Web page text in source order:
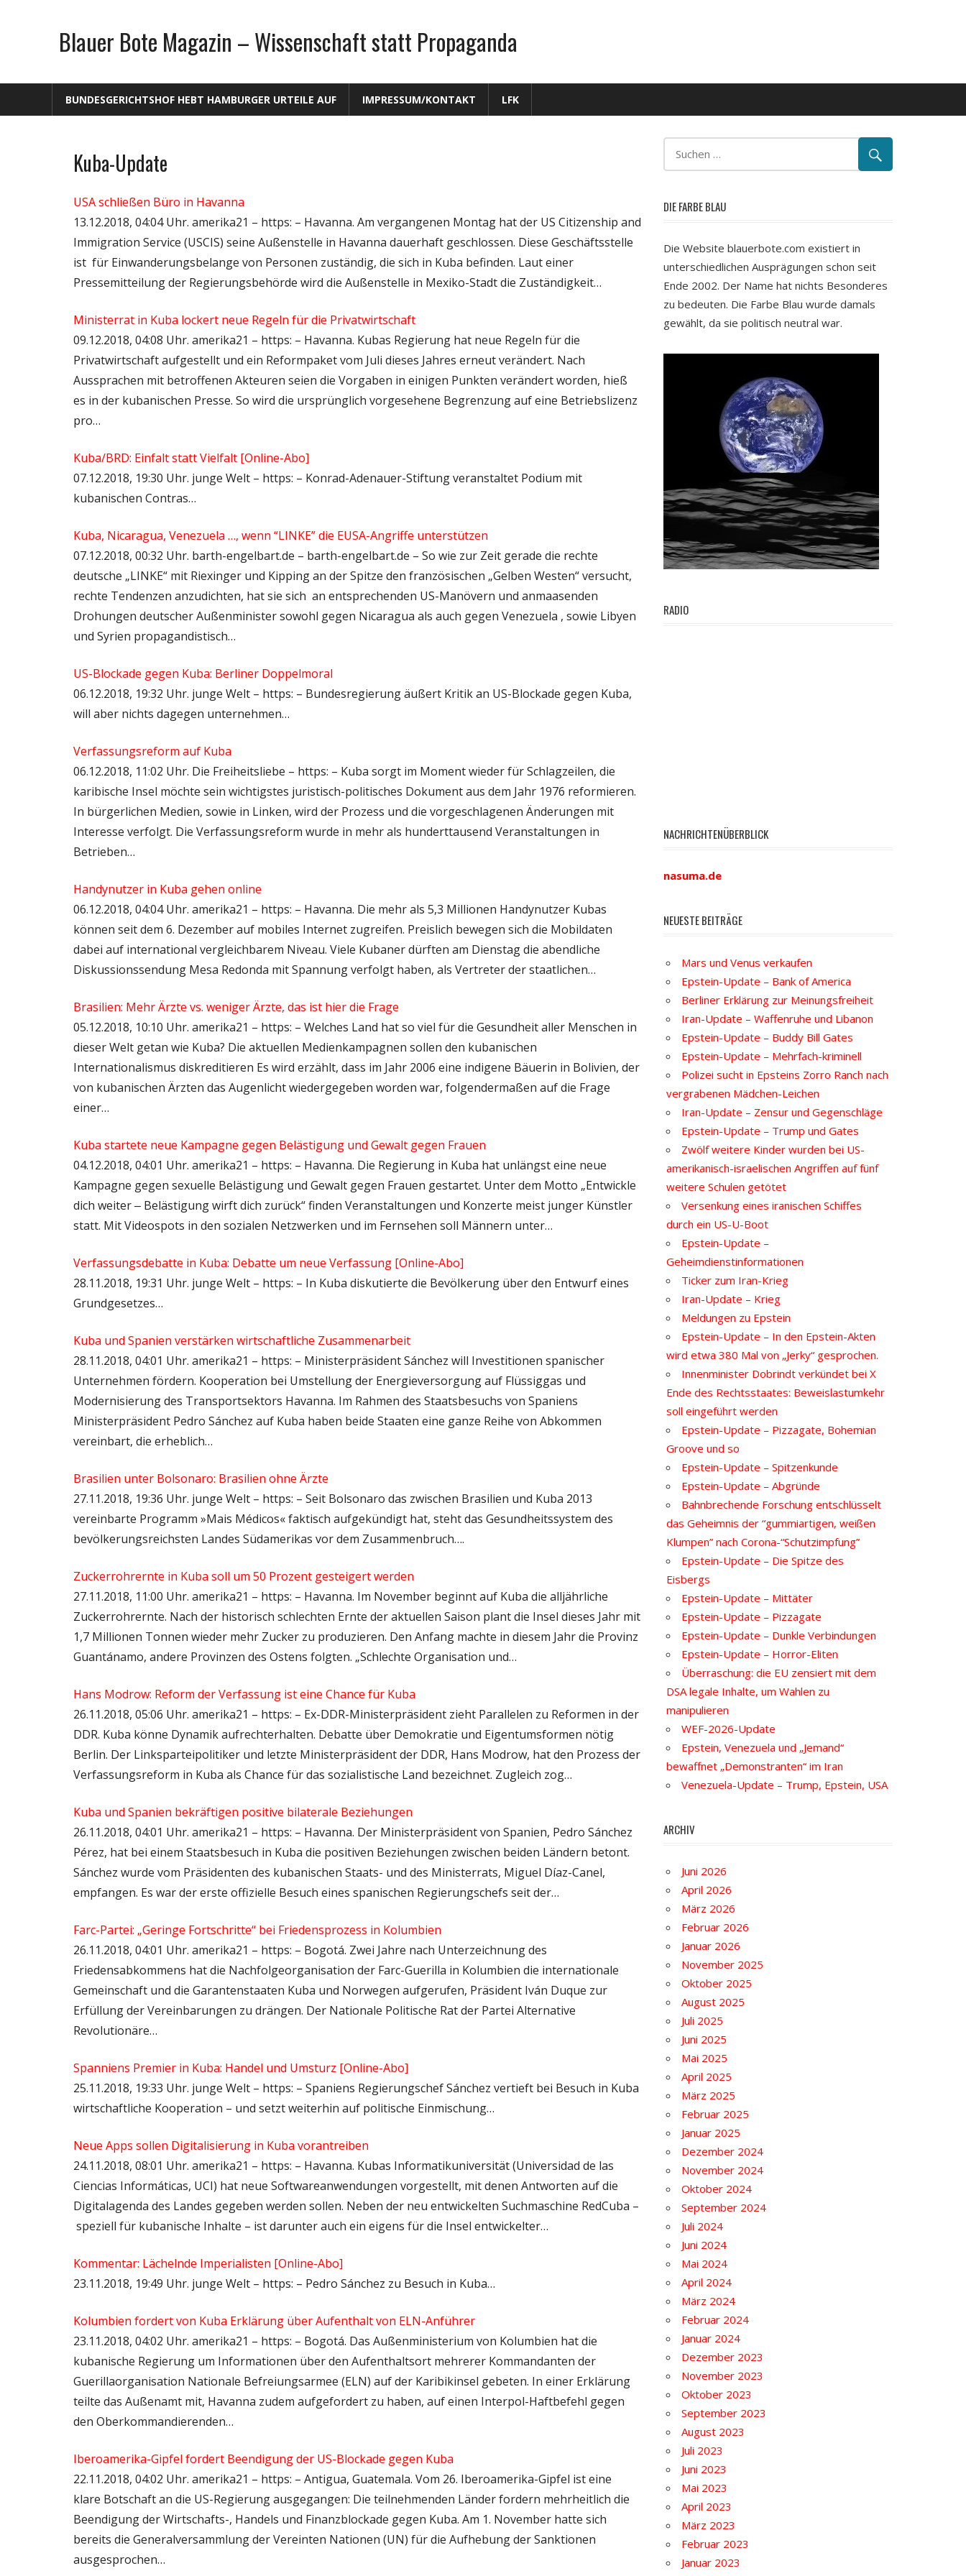
Blauer Bote Magazin – Wissenschaft statt Propaganda
BUNDESGERICHTSHOF HEBT HAMBURGER URTEILE AUF IMPRESSUM/KONTAKT LFK
Gesellschaft
Wissenschaft
Kuba-Update
USA schließen Büro in Havanna
13.12.2018, 04:04 Uhr. amerika21 – https: – Havanna. Am vergangenen Montag hat der US Citizenship and
Immigration Service (USCIS) seine Außenstelle in Havanna dauerhaft geschlossen. Diese Geschäftsstelle
ist für Einwanderungsbelange von Personen zuständig, die sich in Kuba befinden. Laut einer
Pressemitteilung der Regierungsbehörde wird die Außenstelle in Mexiko-Stadt die Zuständigkeit…
Ministerrat in Kuba lockert neue Regeln für die Privatwirtschaft
09.12.2018, 04:08 Uhr. amerika21 – https: – Havanna. Kubas Regierung hat neue Regeln für die
Privatwirtschaft aufgestellt und ein Reformpaket vom Juli dieses Jahres erneut verändert. Nach
Aussprachen mit betroffenen Akteuren seien die Vorgaben in einigen Punkten verändert worden, hieß
es in der kubanischen Presse. So wird die ursprünglich vorgesehene Begrenzung auf eine Betriebslizenz
pro…
Kuba/BRD: Einfalt statt Vielfalt [Online-Abo]
07.12.2018, 19:30 Uhr. junge Welt – https: – Konrad-Adenauer-Stiftung veranstaltet Podium mit
kubanischen Contras…
Kuba, Nicaragua, Venezuela …, wenn “LINKE” die EUSA-Angriffe unterstützen
07.12.2018, 00:32 Uhr. barth-engelbart.de – barth-engelbart.de – So wie zur Zeit gerade die rechte
deutsche „LINKE“ mit Riexinger und Kipping an der Spitze den französischen „Gelben Westen“ versucht,
rechte Tendenzen anzudichten, hat sie sich an entsprechenden US-Manövern und anmaasenden
Drohungen deutscher Außenminister sowohl gegen Nicaragua als auch gegen Venezuela , sowie Libyen
und Syrien propagandistisch…
US-Blockade gegen Kuba: Berliner Doppelmoral
06.12.2018, 19:32 Uhr. junge Welt – https: – Bundesregierung äußert Kritik an US-Blockade gegen Kuba,
will aber nichts dagegen unternehmen…
Verfassungsreform auf Kuba
06.12.2018, 11:02 Uhr. Die Freiheitsliebe – https: – Kuba sorgt im Moment wieder für Schlagzeilen, die
karibische Insel möchte sein wichtigstes juristisch-politisches Dokument aus dem Jahr 1976 reformieren.
In bürgerlichen Medien, sowie in Linken, wird der Prozess und die vorgeschlagenen Änderungen mit
Interesse verfolgt. Die Verfassungsreform wurde in mehr als hunderttausend Veranstaltungen in
Betrieben…
Handynutzer in Kuba gehen online
06.12.2018, 04:04 Uhr. amerika21 – https: – Havanna. Die mehr als 5,3 Millionen Handynutzer Kubas
können seit dem 6. Dezember auf mobiles Internet zugreifen. Preislich bewegen sich die Mobildaten
dabei auf international vergleichbarem Niveau. Viele Kubaner dürften am Dienstag die abendliche
Diskussionssendung Mesa Redonda mit Spannung verfolgt haben, als Vertreter der staatlichen…
Brasilien: Mehr Ärzte vs. weniger Ärzte, das ist hier die Frage
05.12.2018, 10:10 Uhr. amerika21 – https: – Welches Land hat so viel für die Gesundheit aller Menschen in
dieser Welt getan wie Kuba? Die aktuellen Medienkampagnen sollen den kubanischen
Internationalismus diskreditieren Es wird erzählt, dass im Jahr 2006 eine indigene Bäuerin in Bolivien, der
von kubanischen Ärzten das Augenlicht wiedergegeben worden war, folgendermaßen auf die Frage
einer…
Kuba startete neue Kampagne gegen Belästigung und Gewalt gegen Frauen
04.12.2018, 04:01 Uhr. amerika21 – https: – Havanna. Die Regierung in Kuba hat unlängst eine neue
Kampagne gegen sexuelle Belästigung und Gewalt gegen Frauen gestartet. Unter dem Motto „Entwickle
dich weiter ‒ Belästigung wirft dich zurück“ finden Veranstaltungen und Konzerte meist junger Künstler
statt. Mit Videospots in den sozialen Netzwerken und im Fernsehen soll Männern unter…
Verfassungsdebatte in Kuba: Debatte um neue Verfassung [Online-Abo]
28.11.2018, 19:31 Uhr. junge Welt – https: – In Kuba diskutierte die Bevölkerung über den Entwurf eines
Grundgesetzes…
Kuba und Spanien verstärken wirtschaftliche Zusammenarbeit
28.11.2018, 04:01 Uhr. amerika21 – https: – Ministerpräsident Sánchez will Investitionen spanischer
Unternehmen fördern. Kooperation bei Umstellung der Energieversorgung auf Flüssiggas und
Modernisierung des Transportsektors Havanna. Im Rahmen des Staatsbesuchs von Spaniens
Ministerpräsident Pedro Sánchez auf Kuba haben beide Staaten eine ganze Reihe von Abkommen
vereinbart, die erheblich…
Brasilien unter Bolsonaro: Brasilien ohne Ärzte
27.11.2018, 19:36 Uhr. junge Welt – https: – Seit Bolsonaro das zwischen Brasilien und Kuba 2013
vereinbarte Programm »Mais Médicos« faktisch aufgekündigt hat, steht das Gesundheitssystem des
bevölkerungsreichsten Landes Südamerikas vor dem Zusammenbruch….
Zuckerrohrernte in Kuba soll um 50 Prozent gesteigert werden
27.11.2018, 11:00 Uhr. amerika21 – https: – Havanna. Im November beginnt auf Kuba die alljährliche
Zuckerrohrernte. Nach der historisch schlechten Ernte der aktuellen Saison plant die Insel dieses Jahr mit
1,7 Millionen Tonnen wieder mehr Zucker zu produzieren. Den Anfang machte in diesem Jahr die Provinz
Guantánamo, andere Provinzen des Ostens folgten. „Schlechte Organisation und…
Hans Modrow: Reform der Verfassung ist eine Chance für Kuba
26.11.2018, 05:06 Uhr. amerika21 – https: – Ex-DDR-Ministerpräsident zieht Parallelen zu Reformen in der
DDR. Kuba könne Dynamik aufrechterhalten. Debatte über Demokratie und Eigentumsformen nötig
Berlin. Der Linksparteipolitiker und letzte Ministerpräsident der DDR, Hans Modrow, hat den Prozess der
Verfassungsreform in Kuba als Chance für das sozialistische Land bezeichnet. Zugleich zog…
Kuba und Spanien bekräftigen positive bilaterale Beziehungen
26.11.2018, 04:01 Uhr. amerika21 – https: – Havanna. Der Ministerpräsident von Spanien, Pedro Sánchez
Pérez, hat bei einem Staatsbesuch in Kuba die positiven Beziehungen zwischen beiden Ländern betont.
Sánchez wurde vom Präsidenten des kubanischen Staats- und des Ministerrats, Miguel Díaz-Canel,
empfangen. Es war der erste offizielle Besuch eines spanischen Regierungschefs seit der…
Farc-Partei: „Geringe Fortschritte“ bei Friedensprozess in Kolumbien
26.11.2018, 04:01 Uhr. amerika21 – https: – Bogotá. Zwei Jahre nach Unterzeichnung des
Friedensabkommens hat die Nachfolgeorganisation der Farc-Guerilla in Kolumbien die internationale
Gemeinschaft und die Garantenstaaten Kuba und Norwegen aufgerufen, Präsident Iván Duque zur
Erfüllung der Vereinbarungen zu drängen. Der Nationale Politische Rat der Partei Alternative
Revolutionäre…
Spanniens Premier in Kuba: Handel und Umsturz [Online-Abo]
25.11.2018, 19:33 Uhr. junge Welt – https: – Spaniens Regierungschef Sánchez vertieft bei Besuch in Kuba
wirtschaftliche Kooperation – und setzt weiterhin auf politische Einmischung…
Neue Apps sollen Digitalisierung in Kuba vorantreiben
24.11.2018, 08:01 Uhr. amerika21 – https: – Havanna. Kubas Informatikuniversität (Universidad de las
Ciencias Informáticas, UCI) hat neue Softwareanwendungen vorgestellt, mit denen Antworten auf die
Digitalagenda des Landes gegeben werden sollen. Neben der neu entwickelten Suchmaschine RedCuba –
speziell für kubanische Inhalte – ist darunter auch ein eigens für die Insel entwickelter…
Kommentar: Lächelnde Imperialisten [Online-Abo]
23.11.2018, 19:49 Uhr. junge Welt – https: – Pedro Sánchez zu Besuch in Kuba…
Kolumbien fordert von Kuba Erklärung über Aufenthalt von ELN-Anführer
23.11.2018, 04:02 Uhr. amerika21 – https: – Bogotá. Das Außenministerium von Kolumbien hat die
kubanische Regierung um Informationen über den Aufenthaltsort mehrerer Kommandanten der
Guerillaorganisation Nationale Befreiungsarmee (ELN) auf der Karibikinsel gebeten. In einer Erklärung
teilte das Außenamt mit, Havanna zudem aufgefordert zu haben, auf einen Interpol-Haftbefehl gegen
den Oberkommandierenden…
Iberoamerika-Gipfel fordert Beendigung der US-Blockade gegen Kuba
22.11.2018, 04:02 Uhr. amerika21 – https: – Antigua, Guatemala. Vom 26. Iberoamerika-Gipfel ist eine
klare Botschaft an die US-Regierung ausgegangen: Die teilnehmenden Länder fordern mehrheitlich die
Beendigung der Wirtschafts-, Handels und Finanzblockade gegen Kuba. Am 1. November hatte sich
bereits die Generalversammlung der Vereinten Nationen (UN) für die Aufhebung der Sanktionen
ausgesprochen…
DIE FARBE BLAU
Die Website blauerbote.com existiert in
unterschiedlichen Ausprägungen schon seit
Ende 2002. Der Name hat nichts Besonderes
zu bedeuten. Die Farbe Blau wurde damals
gewählt, da sie politisch neutral war.
RADIO
NACHRICHTENÜBERBLICK
nasuma.de
NEUESTE BEITRÄGE
Mars und Venus verkaufen
Epstein-Update – Bank of America
Berliner Erklärung zur Meinungsfreiheit
Iran-Update – Waffenruhe und Libanon
Epstein-Update – Buddy Bill Gates
Epstein-Update – Mehrfach-kriminell
Polizei sucht in Epsteins Zorro Ranch nach
vergrabenen Mädchen-Leichen
Iran-Update – Zensur und Gegenschläge
Epstein-Update – Trump und Gates
Zwölf weitere Kinder wurden bei US-
amerikanisch-israelischen Angriffen auf fünf
weitere Schulen getötet
Versenkung eines iranischen Schiffes
durch ein US-U-Boot
Epstein-Update –
Geheimdienstinformationen
Ticker zum Iran-Krieg
Iran-Update – Krieg
Meldungen zu Epstein
Epstein-Update – In den Epstein-Akten
wird etwa 380 Mal von „Jerky“ gesprochen.
Innenminister Dobrindt verkündet bei X
Ende des Rechtsstaates: Beweislastumkehr
soll eingeführt werden
Epstein-Update – Pizzagate, Bohemian
Groove und so
Epstein-Update – Spitzenkunde
Epstein-Update – Abgründe
Bahnbrechende Forschung entschlüsselt
das Geheimnis der “gummiartigen, weißen
Klumpen” nach Corona-“Schutzimpfung”
Epstein-Update – Die Spitze des
Eisbergs
Epstein-Update – Mittäter
Epstein-Update – Pizzagate
Epstein-Update – Dunkle Verbindungen
Epstein-Update – Horror-Eliten
Überraschung: die EU zensiert mit dem
DSA legale Inhalte, um Wahlen zu
manipulieren
WEF-2026-Update
Epstein, Venezuela und „Jemand“
bewaffnet „Demonstranten“ im Iran
Venezuela-Update – Trump, Epstein, USA
ARCHIV
Juni 2026
April 2026
März 2026
Februar 2026
Januar 2026
November 2025
Oktober 2025
August 2025
Juli 2025
Juni 2025
Mai 2025
April 2025
März 2025
Februar 2025
Januar 2025
Dezember 2024
November 2024
Oktober 2024
September 2024
Juli 2024
Juni 2024
Mai 2024
April 2024
März 2024
Februar 2024
Januar 2024
Dezember 2023
November 2023
Oktober 2023
September 2023
August 2023
Juli 2023
Juni 2023
Mai 2023
April 2023
März 2023
Februar 2023
Januar 2023